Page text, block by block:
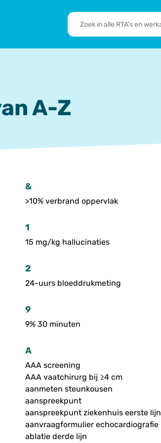
RTA's
en
A-Z
&
>10% verbrand oppervlak
1
15 mg/kg hallucinaties
2
24-uurs bloeddrukmeting
9
9% 30 minuten
A
AAA screening
AAA vaatchirurg bij ≥4 cm
aanmeten steunkousen
aanspreekpunt
aanspreekpunt ziekenhuis eerste lijn
aanvraagformulier echocardiografie
ablatie derde lijn